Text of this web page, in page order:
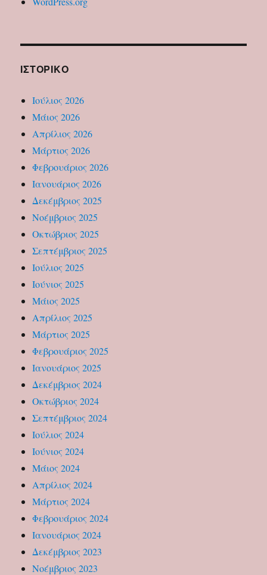
ΙΣΤΟΡΙΚΌ
Ιούλιος 2026
Μάιος 2026
Απρίλιος 2026
Μάρτιος 2026
Φεβρουάριος 2026
Ιανουάριος 2026
Δεκέμβριος 2025
Νοέμβριος 2025
Οκτώβριος 2025
Σεπτέμβριος 2025
Ιούλιος 2025
Ιούνιος 2025
Μάιος 2025
Απρίλιος 2025
Μάρτιος 2025
Φεβρουάριος 2025
Ιανουάριος 2025
Δεκέμβριος 2024
Οκτώβριος 2024
Σεπτέμβριος 2024
Ιούλιος 2024
Ιούνιος 2024
Μάιος 2024
Απρίλιος 2024
Μάρτιος 2024
Φεβρουάριος 2024
Ιανουάριος 2024
Δεκέμβριος 2023
Νοέμβριος 2023